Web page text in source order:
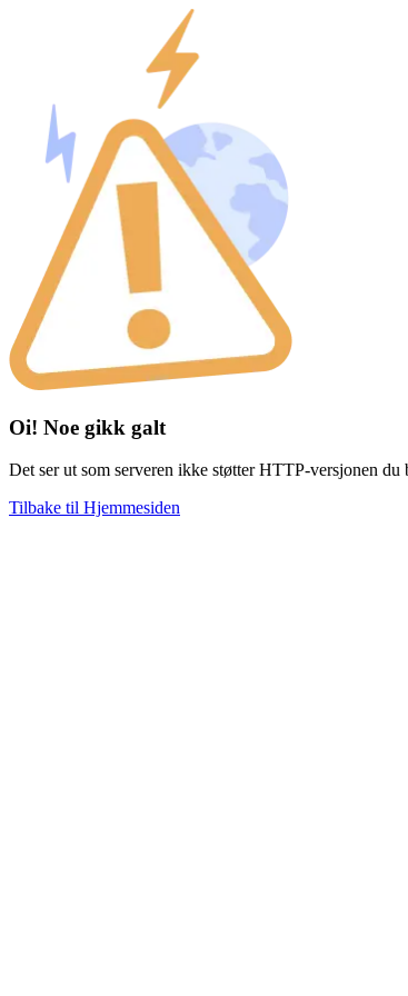
Oi! Noe gikk galt
Det ser ut som serveren ikke støtter HTTP-versjonen du
Tilbake til Hjemmesiden